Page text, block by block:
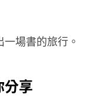
場書的旅行。
享